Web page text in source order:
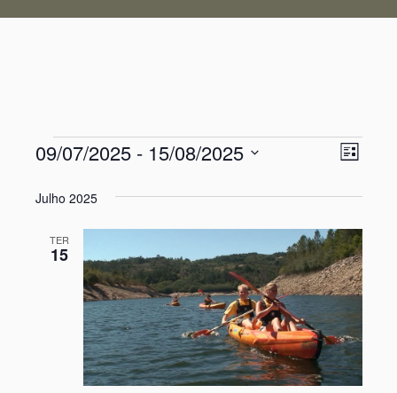
Eventos
de
de
Lista
09/07/2025 - 15/08/2025
a
Julho 2025
TER
15